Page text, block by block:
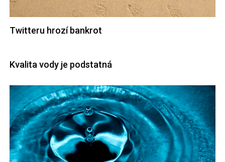
Twitteru hrozí bankrot
Kvalita vody je podstatná